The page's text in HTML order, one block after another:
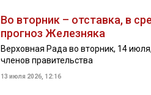
Во вторник – отставка, в
прогноз Железняка
Верховная Рада во вторник, 14
членов правительства
13 июля 2026, 12:16